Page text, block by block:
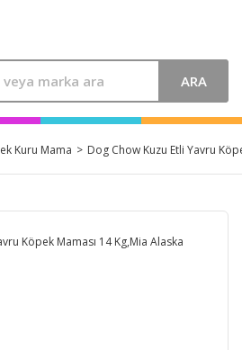
ARA
Kuru Mama Dog Chow Kuzu Etli Yavru